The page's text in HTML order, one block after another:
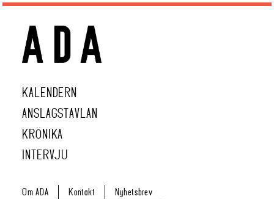
KALENDERN
ANSLAGSTAVLAN
KRÖNIKA
INTERVJU
Om ADA Kontakt Nyhetsbrev